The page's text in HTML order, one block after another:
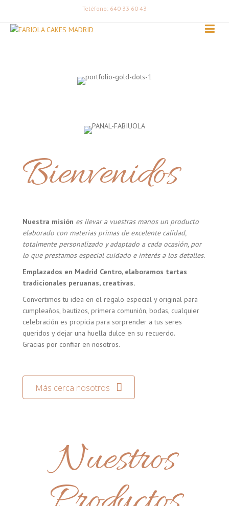
Teléfono: 640 33 60 43
Bienvenidos
Nuestra misión es llevar a vuestras manos un producto
elaborado con materias primas de excelente calidad,
totalmente personalizado y adaptado a cada ocasión, por
lo que prestamos especial cuidado e interés a los detalles.
Emplazados en Madrid Centro, elaboramos tartas
tradicionales peruanas, creativas.
Convertimos tu idea en el regalo especial y original para
cumpleaños, bautizos, primera comunión, bodas, cualquier
celebración es propicia para sorprender a tus seres
queridos y dejar una huella dulce en su recuerdo.
Gracias por confiar en nosotros.
Más cerca nosotros
Nuestros